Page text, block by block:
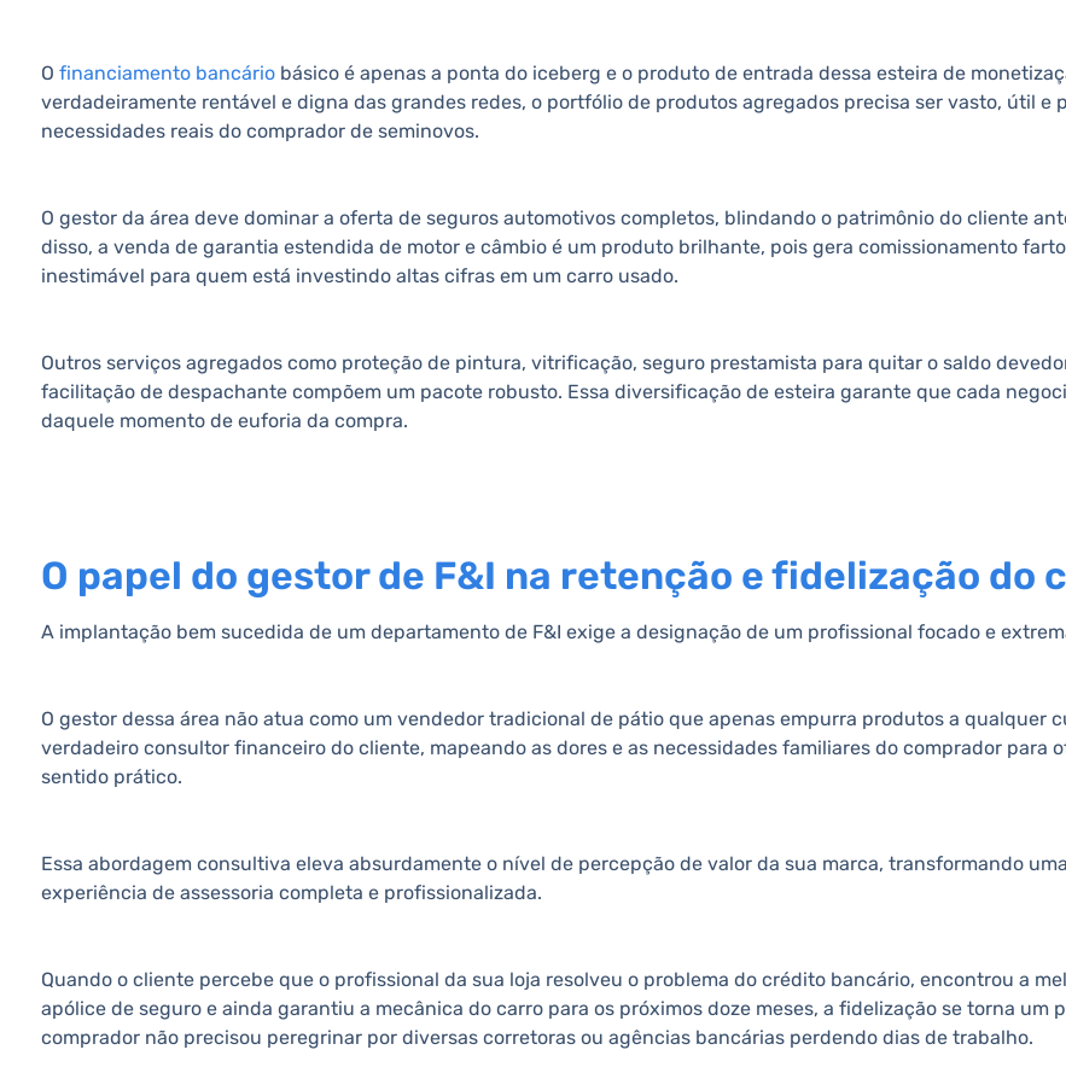
O financiamento bancário básico é apenas a ponta do iceberg e o produto de entrada dessa esteira de
verdadeiramente rentável e digna das grandes redes, o portfólio de produtos agregados precisa ser vasto, útil e
necessidades reais do comprador de seminovos.
O gestor da área deve dominar a oferta de seguros automotivos completos, blindando o patrimônio do cliente
disso, a venda de garantia estendida de motor e câmbio é um produto brilhante, pois gera comissionamento
inestimável para quem está investindo altas cifras em um carro usado.
Outros serviços agregados como proteção de pintura, vitrificação, seguro prestamista para quitar o saldo
facilitação de despachante compõem um pacote robusto. Essa diversificação de esteira garante que cada
daquele momento de euforia da compra.
O papel do gestor de F&I na retenção e fidelização do
A implantação bem sucedida de um departamento de F&I exige a designação de um profissional focado e
O gestor dessa área não atua como um vendedor tradicional de pátio que apenas empurra produtos a qualquer
verdadeiro consultor financeiro do cliente, mapeando as dores e as necessidades familiares do comprador para
sentido prático.
Essa abordagem consultiva eleva absurdamente o nível de percepção de valor da sua marca, transformando
experiência de assessoria completa e profissionalizada.
Quando o cliente percebe que o profissional da sua loja resolveu o problema do crédito bancário, encontrou a
apólice de seguro e ainda garantiu a mecânica do carro para os próximos doze meses, a fidelização se torna um
comprador não precisou peregrinar por diversas corretoras ou agências bancárias perdendo dias de trabalho.